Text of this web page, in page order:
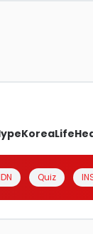
KoreaLife
Quiz